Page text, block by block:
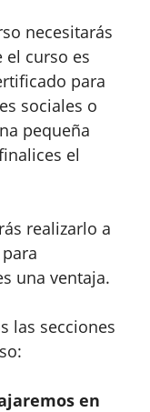
necesitarás
el curso es
para
sociales o
pequeña
el
realizarlo a
una ventaja.
las secciones
en